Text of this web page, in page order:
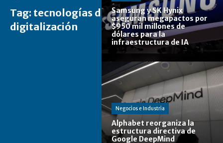
Tag: tecnologías de
digitalización
Samsung y SK Hynix
aseguran megapactos por
$950 mil millones de
dólares para la
infraestructura de IA
Negocios e Industria
Alphabet reorganiza la
estructura directiva de
Google DeepMind